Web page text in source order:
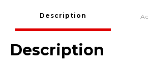
Description
Description